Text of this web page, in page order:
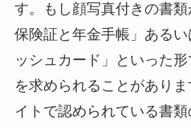
す。もし顔写真付きの書
保険証と年金手帳」ある
ッシュカード」といった形
を求められることがあり
イトで認められている書